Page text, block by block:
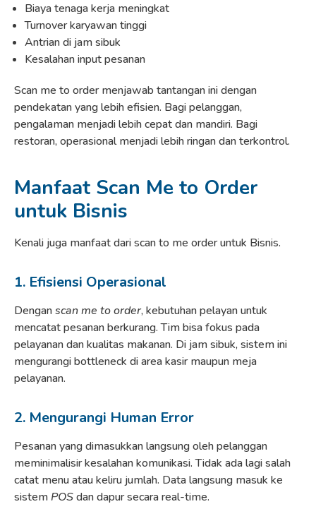
Biaya tenaga kerja meningkat
Turnover karyawan tinggi
Antrian di jam sibuk
Kesalahan input pesanan
Scan me to order menjawab tantangan ini dengan
pendekatan yang lebih efisien. Bagi pelanggan,
pengalaman menjadi lebih cepat dan mandiri. Bagi
restoran, operasional menjadi lebih ringan dan terkontrol.
Manfaat Scan Me to Order
untuk Bisnis
Kenali juga manfaat dari scan to me order untuk Bisnis.
1. Efisiensi Operasional
Denganscan me to order, kebutuhan pelayan untuk
mencatat pesanan berkurang. Tim bisa fokus pada
pelayanan dan kualitas makanan. Di jam sibuk, sistem ini
mengurangi bottleneck di area kasir maupun meja
pelayanan.
2. Mengurangi Human Error
Pesanan yang dimasukkan langsung oleh pelanggan
meminimalisir kesalahan komunikasi. Tidak ada lagi salah
catat menu atau keliru jumlah. Data langsung masuk ke
sistem POSdan dapur secara real-time.